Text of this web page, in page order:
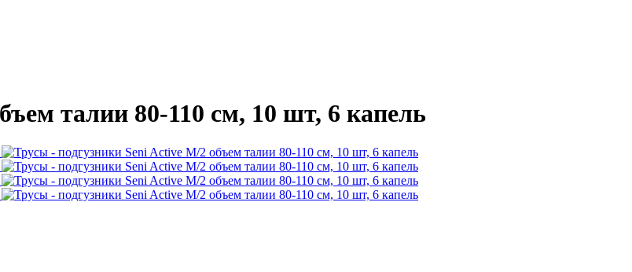
талии 80-110 см, 10 шт, 6 капель